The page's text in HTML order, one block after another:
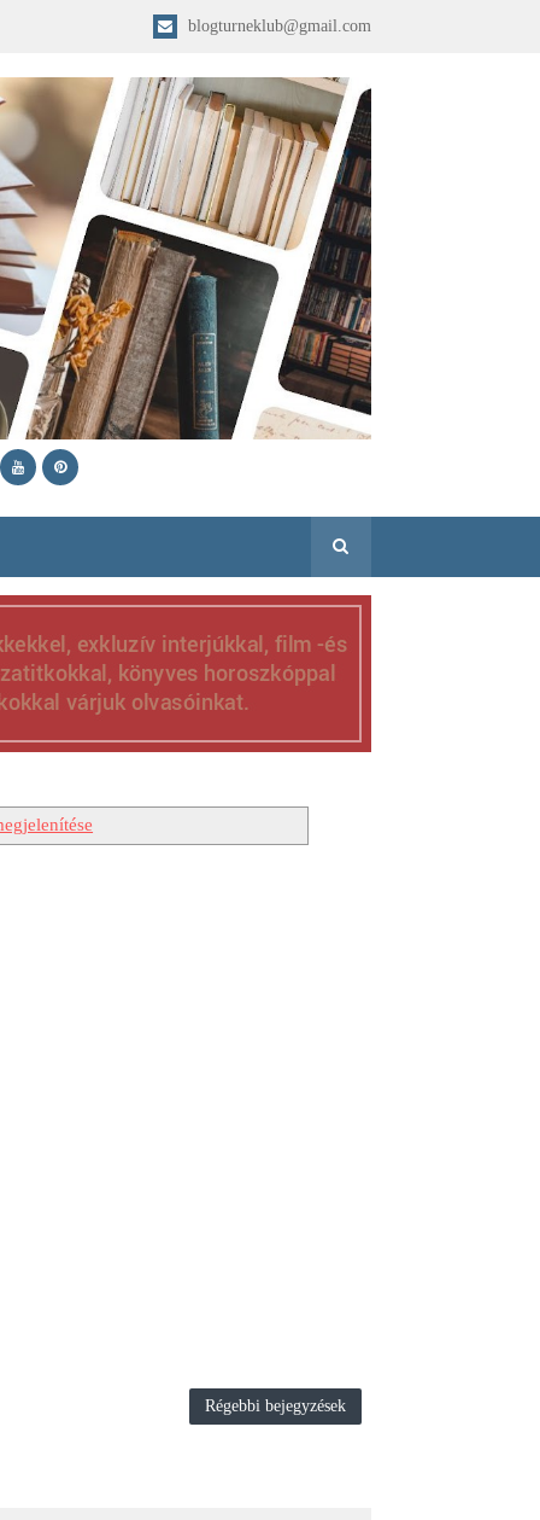
blogturneklub@gmail.com
Régebbi bejegyzések